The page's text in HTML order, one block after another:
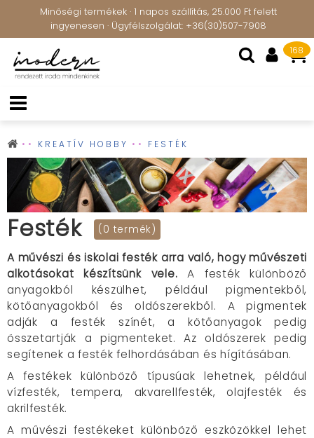
Minőségi termékek · 1 napos szállítás, 25.000 Ft felett
ingyenesen · Ügyfélszolgálat: +36(30)507-7908
168
KREATÍV HOBBY FESTÉK
Festék (0 termék)
A művészi és iskolai festék arra való, hogy művészeti
alkotásokat készítsünk vele. A festék különböző
anyagokból készülhet, például pigmentekből,
kötőanyagokból és oldószerekből. A pigmentek
adják a festék színét, a kötőanyagok pedig
összetartják a pigmenteket. Az oldószerek pedig
segítenek a festék felhordásában és hígításában.
A festékek különböző típusúak lehetnek, például
vízfesték, tempera, akvarellfesték, olajfesték és
akrilfesték.
A művészi festékeket különböző eszközökkel lehet